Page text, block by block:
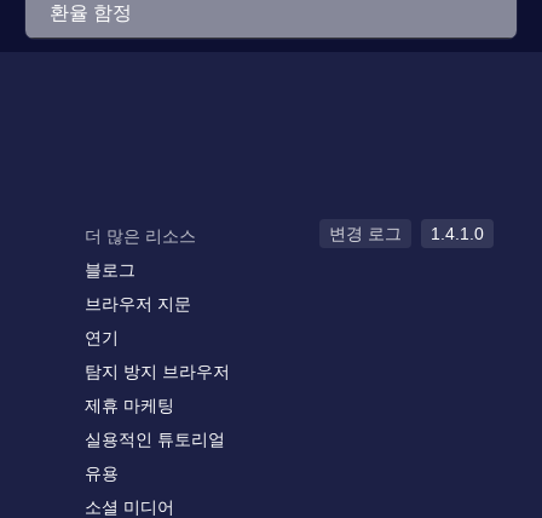
환율 함정
더 많은 리소스
블로그
브라우저 지문
연기
탐지 방지 브라우저
제휴 마케팅
실용적인 튜토리얼
유용
소셜 미디어
변경 로그 1.4.1.0